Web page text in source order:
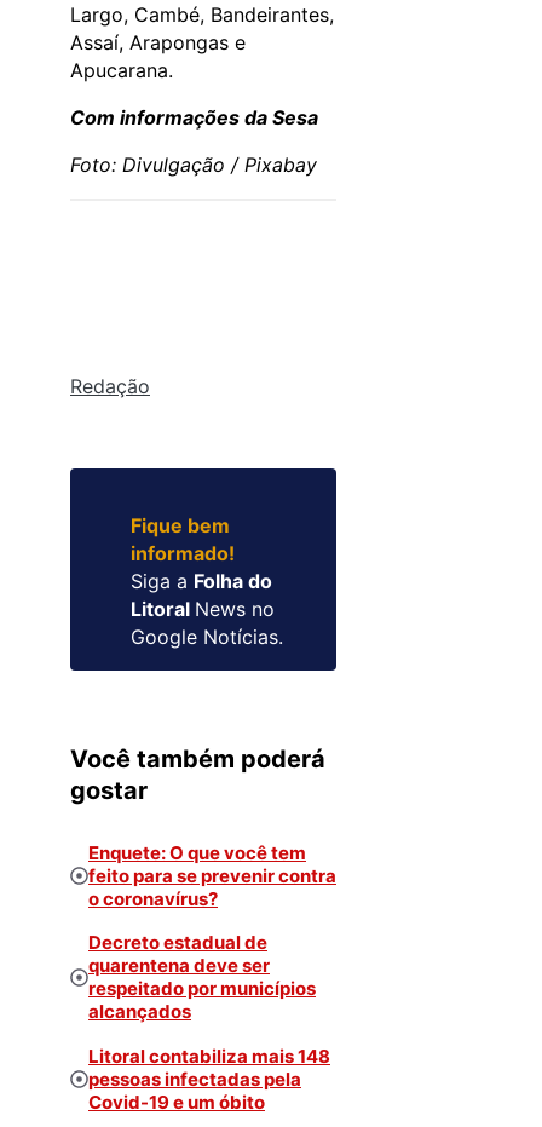
Largo, Cambé, Bandeirantes,
Assaí, Arapongas e
Apucarana.
Com informações da Sesa
Foto: Divulgação / Pixabay
Redação
Fique bem
informado!
Siga a Folha do
Litoral News no
Google Notícias.
Você também poderá
gostar
Enquete: O que você tem
feito para se prevenir contra
o coronavírus?
Decreto estadual de
quarentena deve ser
respeitado por municípios
alcançados
Litoral contabiliza mais 148
pessoas infectadas pela
Covid-19 e um óbito